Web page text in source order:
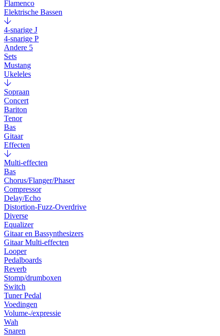
Flamenco
Elektrische Bassen
4-snarige J
4-snarige P
Andere 5
Sets
Mustang
Ukeleles
Sopraan
Concert
Bariton
Tenor
Bas
Gitaar
Effecten
Multi-effecten
Bas
Chorus/Flanger/Phaser
Compressor
Delay/Echo
Distortion-Fuzz-Overdrive
Diverse
Equalizer
Gitaar en Bassynthesizers
Gitaar Multi-effecten
Looper
Pedalboards
Reverb
Stomp/drumboxen
Switch
Tuner Pedal
Voedingen
Volume-/expressie
Wah
Snaren